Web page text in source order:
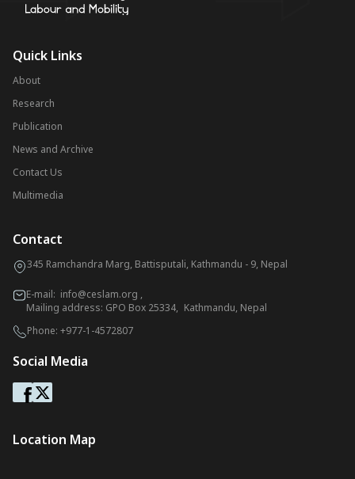
Quick Links
About
Research
Publication
News and Archive
Contact Us
Multimedia
Contact
345 Ramchandra Marg, Battisputali, Kathmandu - 9, Nepal
E-mail: info@ceslam.org ,
Mailing address: GPO Box 25334, Kathmandu, Nepal
Phone: +977-1-4572807
Social Media
Location Map